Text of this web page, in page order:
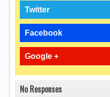
Twitter
Facebook
Google +
No Responses